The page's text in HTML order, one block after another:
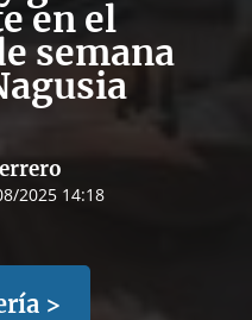
en el
semana
2025 14:18
>